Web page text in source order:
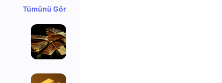
Tümünü Gör